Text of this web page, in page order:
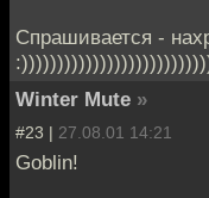
Спрашивается -
Winter Mute »
#23 | 27.08.01 14:21
Goblin!